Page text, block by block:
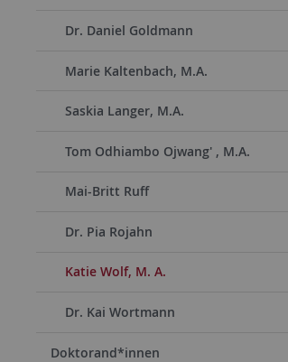
Dr. Daniel Goldmann
Marie Kaltenbach, M.A.
Saskia Langer, M.A.
Tom Odhiambo Ojwang' , M.A.
Mai-Britt Ruff
Dr. Pia Rojahn
Katie Wolf, M. A.
Dr. Kai Wortmann
Doktorand*innen